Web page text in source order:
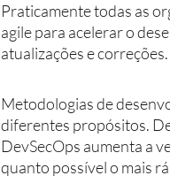
Praticamente todas as
agile para acelerar o
atualizações e correções.
Metodologias de
diferentes propósitos.
DevSecOps aumenta a
quanto possível o mais